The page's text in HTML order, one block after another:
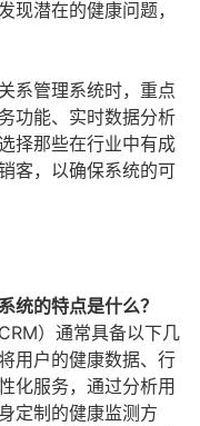
现潜在的健康问题，
系管理系统时，重点
功能、实时数据分析
择那些在行业中有成
客，以确保系统的可
统的特点是什么？
）通常具备以下几
用户的健康数据、行
化服务，通过分析用
定制的健康监测方